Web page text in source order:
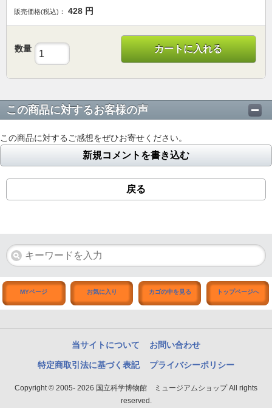
販売価格(税込)： 428 円
数量 カートに入れる
この商品に対するお客様の声
この商品に対するご感想をぜひお寄せください。
新規コメントを書き込む
戻る
MYページ お気に入り カゴの中を見る トップページへ
当サイトについて お問い合わせ
特定商取引法に基づく表記 プライバシーポリシー
Copyright © 2005- 2026 国立科学博物館 ミュージアムショップ All rights
reserved.